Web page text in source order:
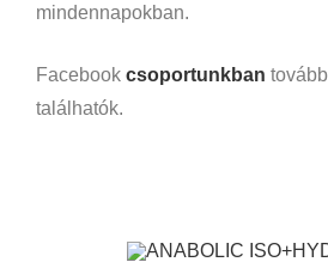
mindennapokban.
Facebook csoportunkban
találhatók.